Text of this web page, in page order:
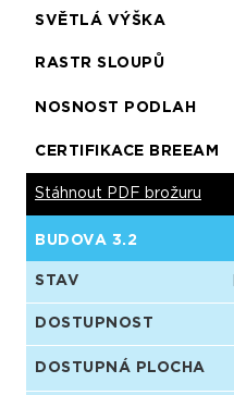
SVĚTLÁ VÝŠKA
RASTR SLOUPŮ
NOSNOST PODLAH
CERTIFIKACE BREEAM
Stáhnout PDF brožuru
BUDOVA 3.2
STAV
DOSTUPNOST
DOSTUPNÁ PLOCHA